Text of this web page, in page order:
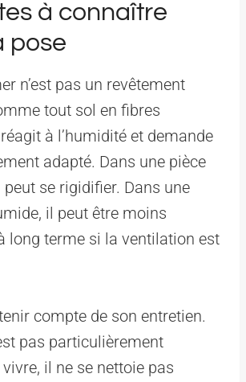
à connaître
pose
n’est pas un revêtement
tout sol en fibres
à l’humidité et demande
adapté. Dans une pièce
se rigidifier. Dans une
il peut être moins
long terme si la ventilation est
compte de son entretien.
pas particulièrement
il ne se nettoie pas